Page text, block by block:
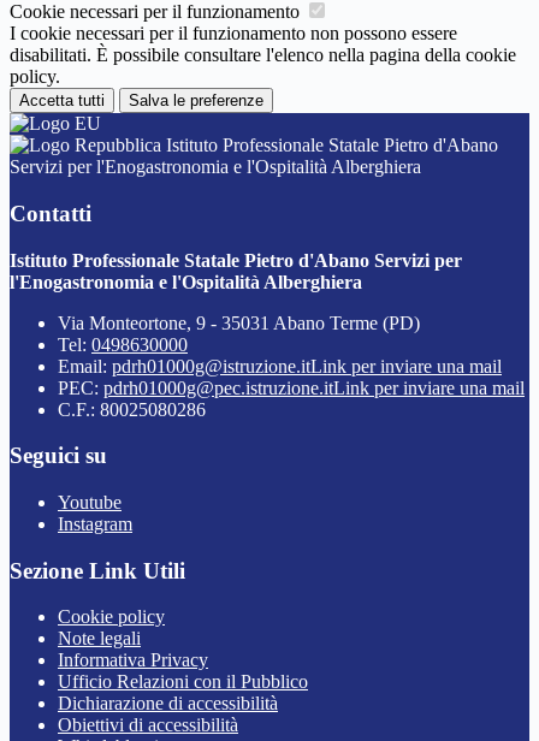
Cookie necessari per il funzionamento
I cookie necessari per il funzionamento non possono essere
disabilitati. È possibile consultare l'elenco nella pagina della cookie
policy.
Accetta tutti Salva le preferenze
Istituto Professionale Statale Pietro d'Abano
Servizi per l'Enogastronomia e l'Ospitalità Alberghiera
Contatti
Istituto Professionale Statale Pietro d'Abano Servizi per
l'Enogastronomia e l'Ospitalità Alberghiera
Via Monteortone, 9 - 35031 Abano Terme (PD)
Tel: 0498630000
Email: pdrh01000g@istruzione.itLink per inviare una mail
PEC: pdrh01000g@pec.istruzione.itLink per inviare una mail
C.F.: 80025080286
Seguici su
Youtube
Instagram
Sezione Link Utili
Cookie policy
Note legali
Informativa Privacy
Ufficio Relazioni con il Pubblico
Dichiarazione di accessibilità
Obiettivi di accessibilità